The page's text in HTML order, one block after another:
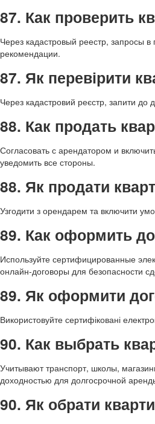
87. Как проверить
Через кадастровый реестр, запросы
рекомендации.
87. Як перевірити
Через кадастровий реєстр, запити до
88. Как продать
Согласовать с арендатором и
уведомить все стороны.
88. Як продати
Узгодити з орендарем та включити
89. Как оформить
Используйте сертифицированные
онлайн-договоры для безопасности
89. Як оформити
Використовуйте сертифіковані
90. Как выбрать
Учитывают транспорт, школы,
доходностью для долгосрочной
90. Як обрати